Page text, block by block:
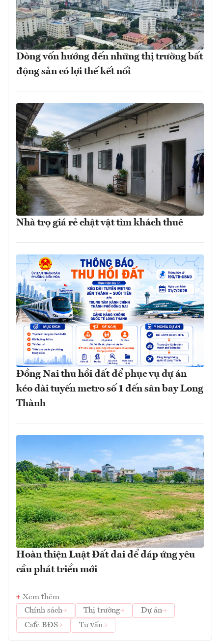
Dòng vốn hướng đến những thị trường bất
động sản có lợi thế kết nối
Nhà trọ giá rẻ chật vật tìm khách thuê
Đồng Nai thu hồi đất để phục vụ dự án
kéo dài tuyến metro số 1 đến sân bay Long
Thành
Hoàn thiện Luật Đất đai để đáp ứng yêu
cầu phát triển mới
Xem thêm
Chính sách
Thị trường
Dự án
Cafe BĐS
Tư vấn